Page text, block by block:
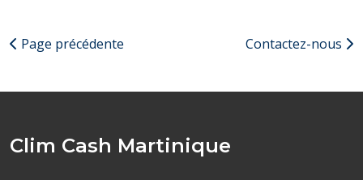
Page précédente Contactez-nous
Clim Cash Martinique